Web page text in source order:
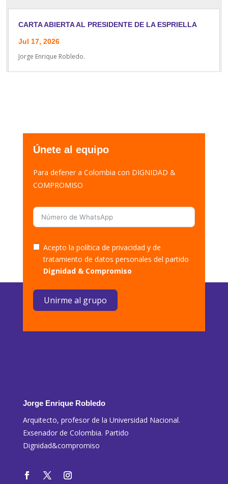
CARTA ABIERTA AL PRESIDENTE DE LA ESPRIELLA
Jul 17, 2026
Jorge Enrique Robledo.
Únete al equipo
Para defener a Colombia con DIGNIDAD &
COMPROMISO
Acepto la política de privacidad y de
tratamiento de datos personales del partido
Dignidad & Compromiso
Unirme al grupo
Jorge Enrique Robledo
Arquitecto, profesor de la Universidad Nacional.
Exsenador de Colombia. Partido
Dignidad&compromiso